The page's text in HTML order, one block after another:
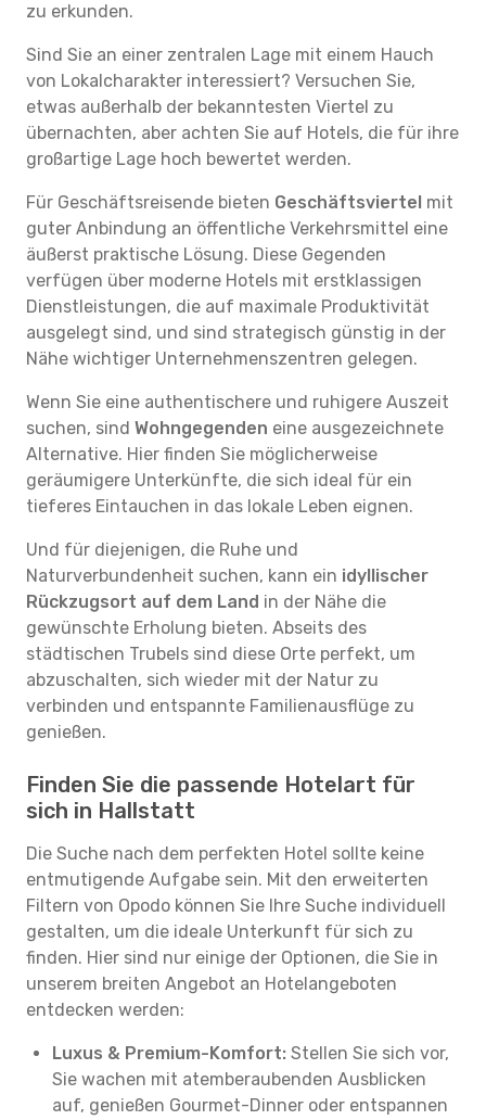
zu erkunden.
Sind Sie an einer zentralen Lage mit einem Hauch
von Lokalcharakter interessiert? Versuchen Sie,
etwas außerhalb der bekanntesten Viertel zu
übernachten, aber achten Sie auf Hotels, die für ihre
großartige Lage hoch bewertet werden.
Für Geschäftsreisende bieten Geschäftsviertel mit
guter Anbindung an öffentliche Verkehrsmittel eine
äußerst praktische Lösung. Diese Gegenden
verfügen über moderne Hotels mit erstklassigen
Dienstleistungen, die auf maximale Produktivität
ausgelegt sind, und sind strategisch günstig in der
Nähe wichtiger Unternehmenszentren gelegen.
Wenn Sie eine authentischere und ruhigere Auszeit
suchen, sind Wohngegenden eine ausgezeichnete
Alternative. Hier finden Sie möglicherweise
geräumigere Unterkünfte, die sich ideal für ein
tieferes Eintauchen in das lokale Leben eignen.
Und für diejenigen, die Ruhe und
Naturverbundenheit suchen, kann ein idyllischer
Rückzugsort auf dem Land in der Nähe die
gewünschte Erholung bieten. Abseits des
städtischen Trubels sind diese Orte perfekt, um
abzuschalten, sich wieder mit der Natur zu
verbinden und entspannte Familienausflüge zu
genießen.
Finden Sie die passende Hotelart für
sich in Hallstatt
Die Suche nach dem perfekten Hotel sollte keine
entmutigende Aufgabe sein. Mit den erweiterten
Filtern von Opodo können Sie Ihre Suche individuell
gestalten, um die ideale Unterkunft für sich zu
finden. Hier sind nur einige der Optionen, die Sie in
unserem breiten Angebot an Hotelangeboten
entdecken werden:
Luxus & Premium-Komfort: Stellen Sie sich vor,
Sie wachen mit atemberaubenden Ausblicken
auf, genießen Gourmet-Dinner oder entspannen